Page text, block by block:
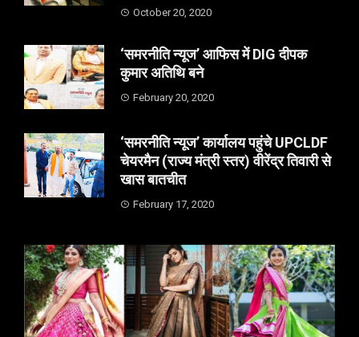
October 20, 2020
‘समरनीति न्यूज’ आफिस में DIG दीपक
कुमार अतिथि बने
February 20, 2020
‘समरनीति न्यूज’ कार्यालय पहुंचे UPCLDF
चेयरमैन (राज्य मंत्री स्तर) वीरेंद्र तिवारी से
खास बातचीत
February 17, 2020